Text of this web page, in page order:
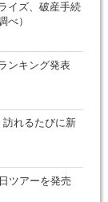
イズ、破産手続
べ）
ンキング発表
れるたびに新
ツアーを発売